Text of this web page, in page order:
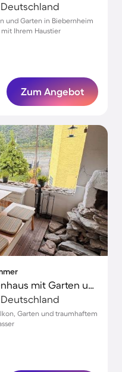
Deutschland
und Garten in Biebernheim
Ihrem Haustier
Zum Angebot
Familienfreundliches Ferienhaus mit Garten und Terrasse | Bergblick
Deutschland
Garten und traumhaftem